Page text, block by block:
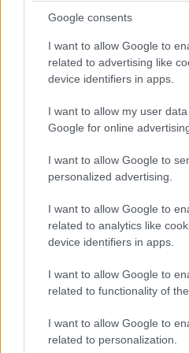
Google consents
I want to allow Google to
related to advertising like
device identifiers in apps.
I want to allow my user
Google for online
I want to allow Google to
personalized advertising.
I want to allow Google to
related to analytics like
device identifiers in apps.
I want to allow Google to
related to functionality of
I want to allow Google to
related to personalization.
egy új
adatainkat
PCW.lite|
Nem
védelmét
külföldi
Májusban
a PCW
PCW.lite|